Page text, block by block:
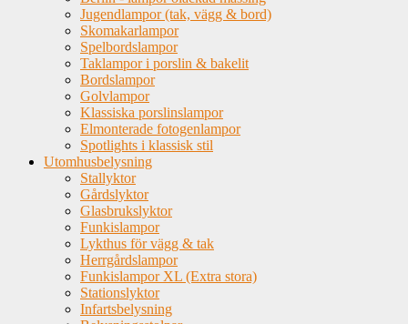
Jugendlampor (tak, vägg & bord)
Skomakarlampor
Spelbordslampor
Taklampor i porslin & bakelit
Bordslampor
Golvlampor
Klassiska porslinslampor
Elmonterade fotogenlampor
Spotlights i klassisk stil
Utomhusbelysning
Stallyktor
Gårdslyktor
Glasbrukslyktor
Funkislampor
Lykthus för vägg & tak
Herrgårdslampor
Funkislampor XL (Extra stora)
Stationslyktor
Infartsbelysning